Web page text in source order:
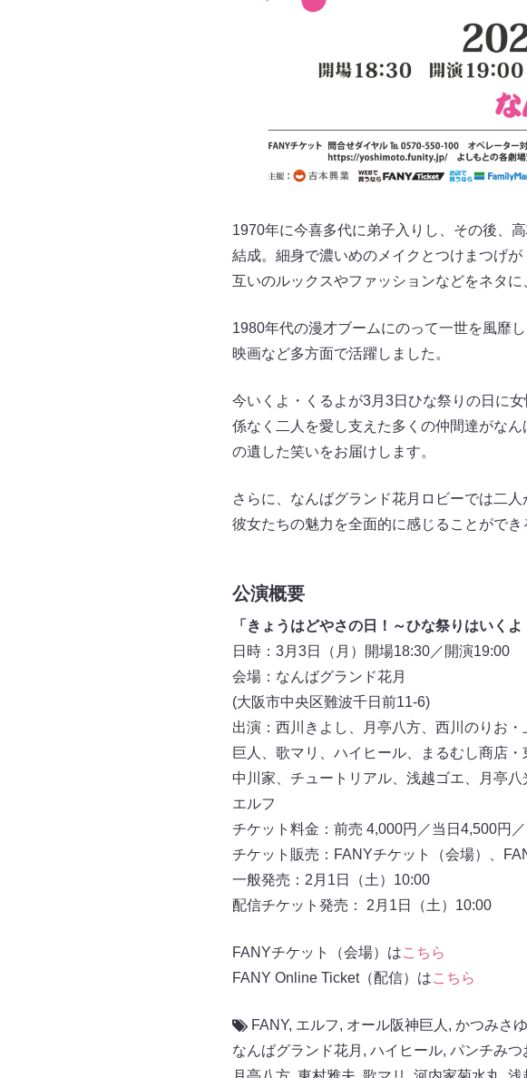
1970年に今喜多代に弟子入りし、その後、
結成。細身で濃いめのメイクとつけまつげ
互いのルックスやファッションなどをネタ
1980年代の漫才ブームにのって一世を風靡
映画など多方面で活躍しました。
今いくよ・くるよが3月3日ひな祭りの日に
係なく二人を愛し支えた多くの仲間達がな
の遺した笑いをお届けします。
さらに、なんばグランド花月ロビーでは二
彼女たちの魅力を全面的に感じることができ
公演概要
「きょうはどやさの日！～ひな祭りはいくよ
日時：3月3日（月）開場18:30／開演19:00
会場：なんばグランド花月
(大阪市中央区難波千日前11-6)
出演：西川きよし、月亭八方、西川のりお
巨人、歌マリ、ハイヒール、まるむし商店
中川家、チュートリアル、浅越ゴエ、月亭
エルフ
チケット料金：前売 4,000円／当日4,500円
チケット販売：FANYチケット（会場）、
一般発売：2月1日（土）10:00
配信チケット発売： 2月1日（土）10:00
FANYチケット（会場）はこちら
FANY Online Ticket（配信）はこちら
FANY, エルフ, オール阪神巨⼈ , かつみさ
なんばグランド花月 , ハイヒール, パンチみつ